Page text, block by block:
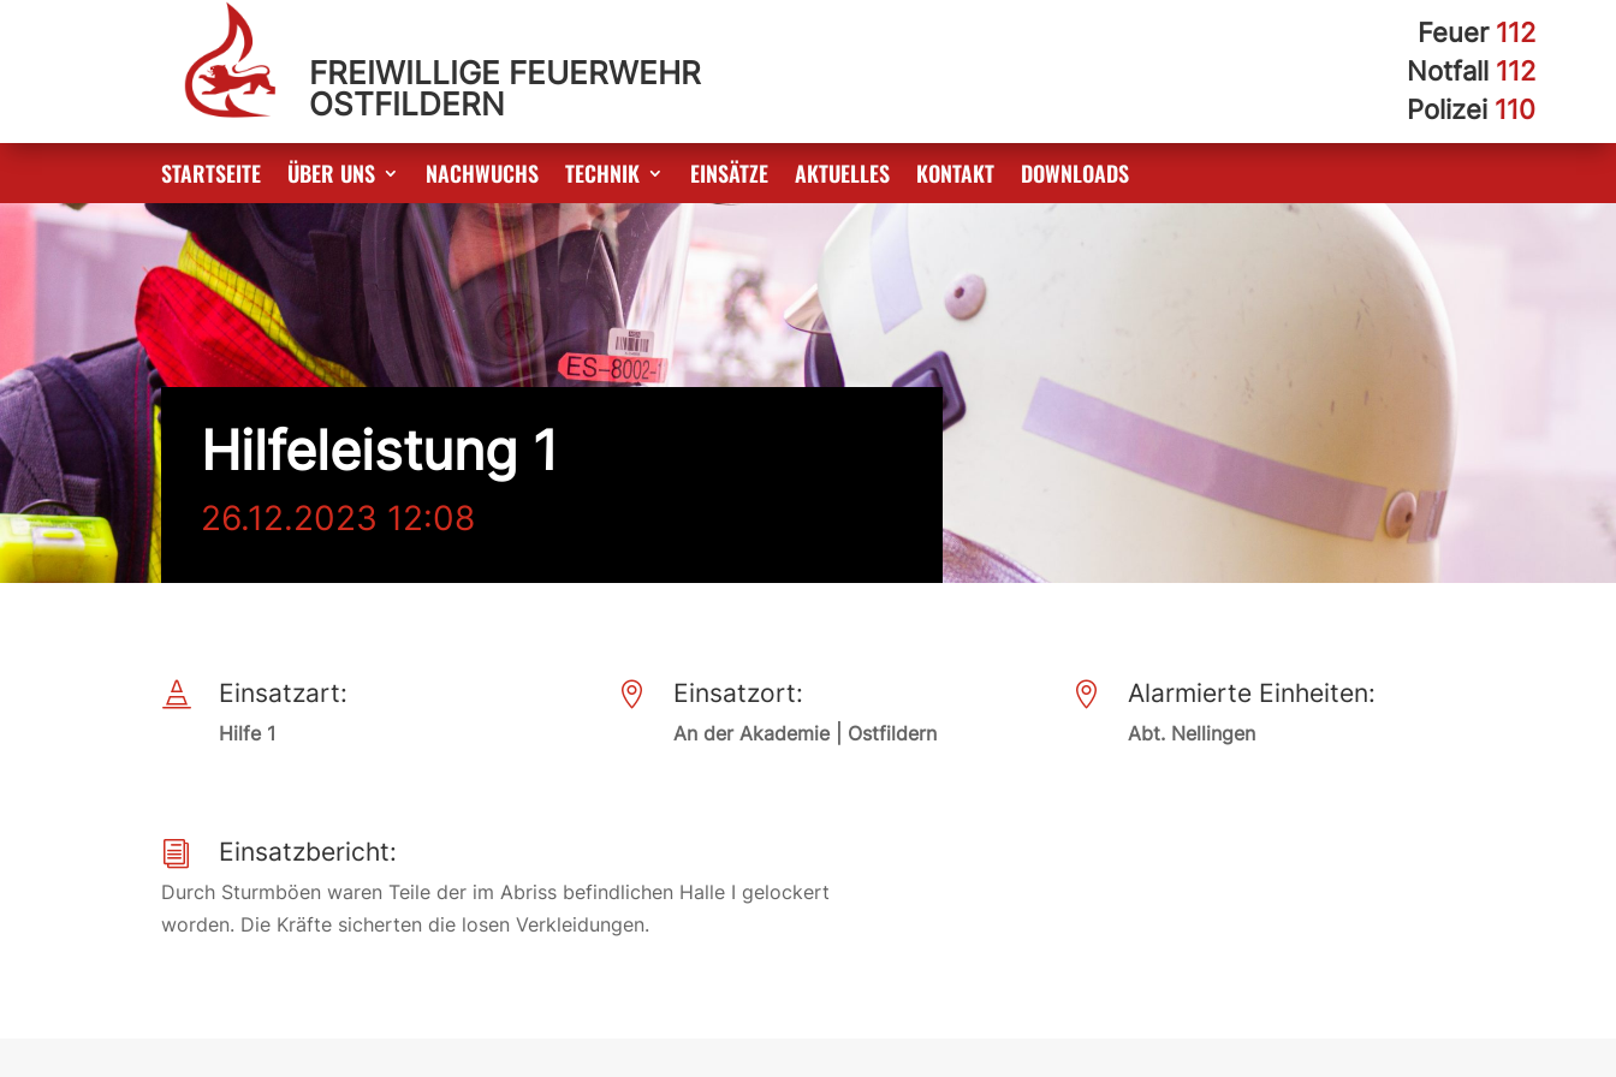
FREIWILLIGE FEUERWEHR
OSTFILDERN
Feuer 112
Notfall 112
Polizei 110
STARTSEITE ÜBER UNS NACHWUCHS TECHNIK EINSÄTZE AKTUELLES KONTAKT DOWNLOADS
Hilfeleistung 1
26.12.2023 12:08
 Einsatzart:
Hilfe 1
 Einsatzort:
An der Akademie | Ostfildern
 Alarmierte Einheiten:
Abt. Nellingen
i Einsatzbericht:
Durch Sturmböen waren Teile der im Abriss befindlichen Halle I gelockert
worden. Die Kräfte sicherten die losen Verkleidungen.